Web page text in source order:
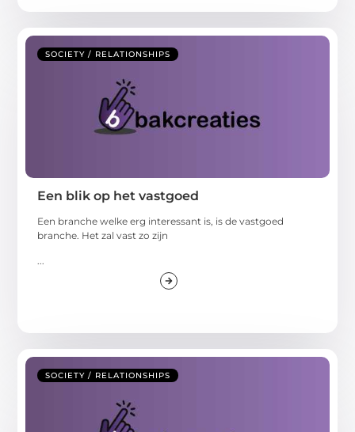
SOCIETY / RELATIONSHIPS
Een blik op het vastgoed
Een branche welke erg interessant is, is de vastgoed
branche. Het zal vast zo zijn
...
SOCIETY / RELATIONSHIPS